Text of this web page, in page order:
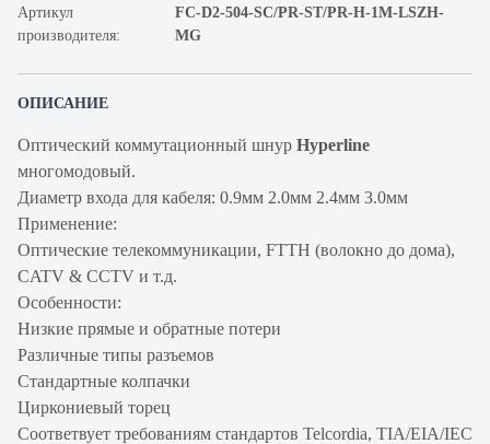
Артикул
производителя:
FC-D2-504-SC/PR-ST/PR-H-1M-LSZH-
MG
ОПИСАНИЕ
Оптический коммутационный шнур Hyperline
многомодовый.
Диаметр входа для кабеля: 0.9мм 2.0мм 2.4мм 3.0мм
Применение:
Оптические телекоммуникации, FTTH (волокно до дома),
CATV & CCTV и т.д.
Особенности:
Низкие прямые и обратные потери
Различные типы разъемов
Стандартные колпачки
Циркониевый торец
Соответвует требованиям стандартов Telcordia, TIA/EIA/IEC